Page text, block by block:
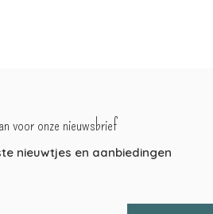
voor onze nieuwsbrief
nieuwtjes en aanbiedingen